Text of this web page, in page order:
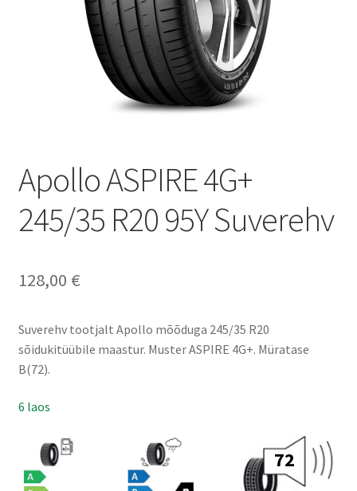
Apollo ASPIRE 4G+
245/35 R20 95Y Suverehv
128,00 €
Suverehv tootjalt Apollo mõõduga 245/35 R20
sõidukitüübile maastur. Muster ASPIRE 4G+. Müratase
B(72).
6 laos
72